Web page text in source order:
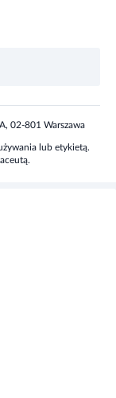
02-801 Warszawa
lub etykietą.